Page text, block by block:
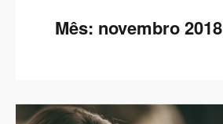
Mês: novembro 2018